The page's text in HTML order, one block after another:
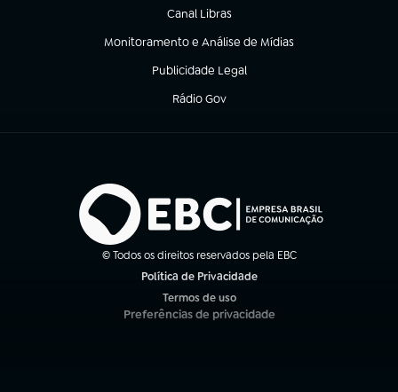
Canal Libras
(abre em nova aba)
Monitoramento e Análise de Mídias
(abre em nova aba)
Publicidade Legal
(abre em nova aba)
Rádio Gov
(abre em nova aba)
© Todos os direitos reservados pela EBC
Política de Privacidade
Termos de uso
(abre em nova aba)
Preferências de privacidade